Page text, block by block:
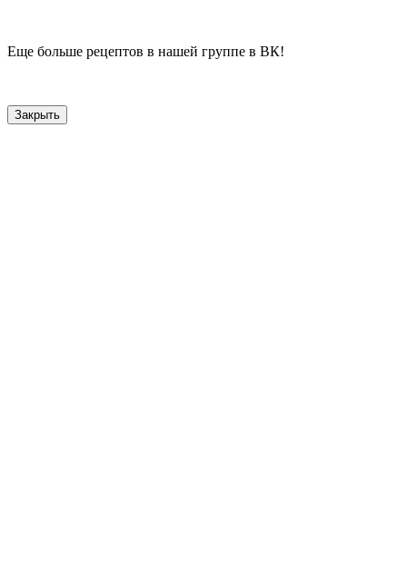
Еще больше рецептов в нашей группе в ВК!
Закрыть